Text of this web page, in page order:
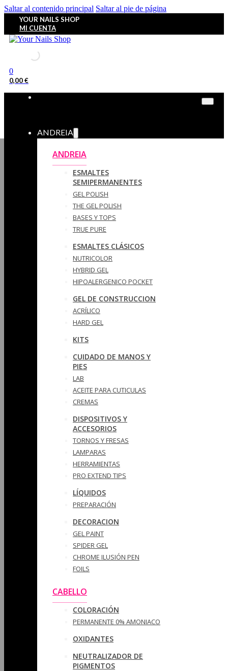
Saltar al contenido principal Saltar al pie de página
YOUR NAILS SHOP
MI CUENTA
0
0,00€
ANDREIA
ANDREIA
ESMALTES
SEMIPERMANENTES
GEL POLISH
THE GEL POLISH
BASES Y‎ TOPS
TRUE PURE
ESMALTES CLÁSICOS
NUTRICOLOR
HYBRID GEL
HIPOALERGENICO POCKET
GEL DE CONSTRUCCION
ACRÍLICO
HARD GEL
KITS
CUIDADO DE MANOS Y
PIES
LAB
ACEITE PARA CUTICULAS
CREMAS
DISPOSITIVOS Y
ACCESORIOS
TORNOS Y FRESAS
LAMPARAS
HERRAMIENTAS
PRO EXTEND TIPS
LÍQUIDOS
PREPARACIÓN
DECORACION
GEL PAINT
SPIDER GEL
CHROME ILUSIÓN PEN
FOILS
CABELLO
COLORACIÓN
PERMANENTE 0% AMONIACO
OXIDANTES
NEUTRALIZADOR DE
PIGMENTOS